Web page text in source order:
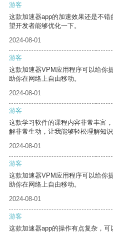
游客
这款加速器app的加速效果还是不
望开发者能够优化一下。
2024-08-01
游客
这款加速器VPM应用程序可以给你
助你在网络上自由移动。
2024-08-01
游客
这款学习软件的课程内容非常丰富
解非常生动，让我能够轻松理解知识
2024-08-01
游客
这款加速器VPM应用程序可以给你
助你在网络上自由移动。
2024-08-01
游客
这款加速器app的操作有点复杂，